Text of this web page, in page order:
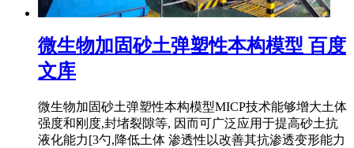
微生物加固砂土弹塑性本构模型 百度
文库
微生物加固砂土弹塑性本构模型MICP技术能够增大土体
强度和刚度,封堵裂隙等, 因而可广泛应用于提高砂土抗
液化能力[3勺,降低土体 渗透性以改善其抗渗透变形能力